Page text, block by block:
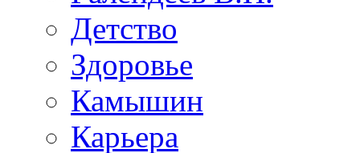
Детство
Здоровье
Камышин
Карьера